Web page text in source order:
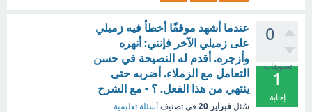
0
تصويتات
1
إجابة
عندما أشهد موقفًا أخطأ فيه زميلي
على زميلي الآخر فإنني: أنهره
وأزجره. أقدم له النصيحة في حسن
التعامل مع الزملاء. أضربه حتى
ينتهي من هذا الفعل. ؟ - مع الشرح
سُئل فبراير 20 في تصنيف أسئلة تعليمية